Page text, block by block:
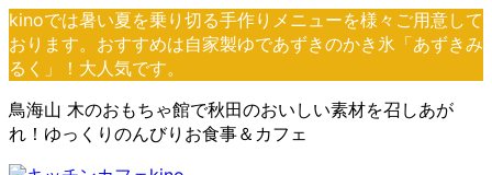
コ
ン
テ
ツ
へ
ス
ナ
ビ
ゲ
シ
ョ
ン
kinoでは暑い夏を乗り切る手作りメニューを様々ご用意して
おります。おすすめは自家製ゆであずきのかき氷「あずきみ
るく」！大人気です。
鳥海山 木のおもちゃ館で秋田のおいしい素材を召しあが
れ！ゆっくりのんびりお食事＆カフェ